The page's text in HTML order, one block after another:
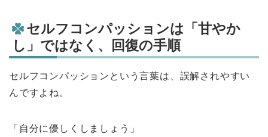
セルフコンパッションは「甘やか
し」ではなく、回復の手順
セルフコンパッションという言葉は、誤解されやすい
んですよね。
「自分に優しくしましょう」